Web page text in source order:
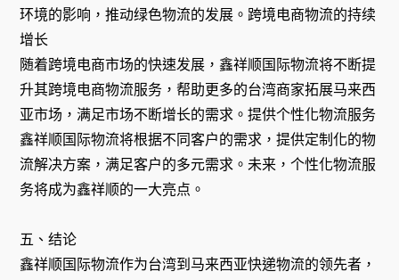
环境的影响，推动绿色物流的发展。跨境电商物流的持续
增长
随着跨境电商市场的快速发展，鑫祥顺国际物流将不断提
升其跨境电商物流服务，帮助更多的台湾商家拓展马来西
亚市场，满足市场不断增长的需求。提供个性化物流服务
鑫祥顺国际物流将根据不同客户的需求，提供定制化的物
流解决方案，满足客户的多元需求。未来，个性化物流服
务将成为鑫祥顺的一大亮点。
五、结论
鑫祥顺国际物流作为台湾到马来西亚快递物流的领先者，